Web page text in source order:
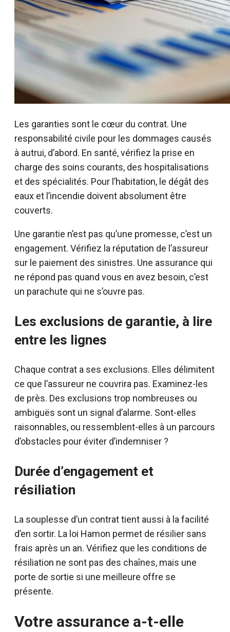
Les garanties sont le cœur du contrat. Une
responsabilité civile pour les dommages causés
à autrui, d’abord. En santé, vérifiez la prise en
charge des soins courants, des hospitalisations
et des spécialités. Pour l’habitation, le dégât des
eaux et l’incendie doivent absolument être
couverts.
Une garantie n’est pas qu’une promesse, c’est un
engagement. Vérifiez la réputation de l’assureur
sur le paiement des sinistres. Une assurance qui
ne répond pas quand vous en avez besoin, c’est
un parachute qui ne s’ouvre pas.
Les exclusions de garantie, à lire
entre les lignes
Chaque contrat a ses exclusions. Elles délimitent
ce que l’assureur ne couvrira pas. Examinez-les
de près. Des exclusions trop nombreuses ou
ambiguës sont un signal d’alarme. Sont-elles
raisonnables, ou ressemblent-elles à un parcours
d’obstacles pour éviter d’indemniser ?
Durée d’engagement et
résiliation
La souplesse d’un contrat tient aussi à la facilité
d’en sortir. La loi Hamon permet de résilier sans
frais après un an. Vérifiez que les conditions de
résiliation ne sont pas des chaînes, mais une
porte de sortie si une meilleure offre se
présente.
Votre assurance a-t-elle